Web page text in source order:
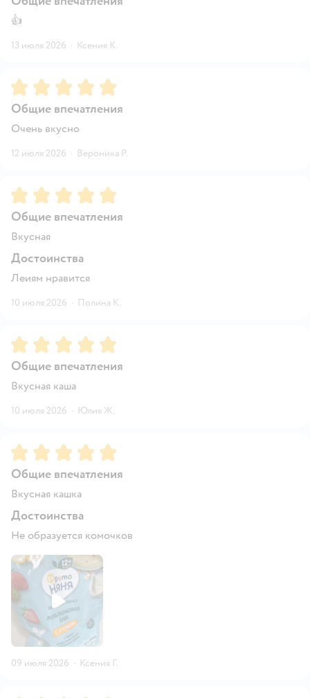
👍
13 июля 2026 · Ксения К.
Рейтинг:5
Общие впечатления
Очень вкусно
12 июля 2026 · Вероника Р.
Рейтинг:5
Общие впечатления
Вкусная
Достоинства
Леиям нравится
10 июля 2026 · Полина К.
Рейтинг:5
Общие впечатления
Вкусная каша
10 июля 2026 · Юлия Ж.
Рейтинг:5
Общие впечатления
Вкусная кашка
Достоинства
Не образуется комочков
09 июля 2026 · Ксения Г.